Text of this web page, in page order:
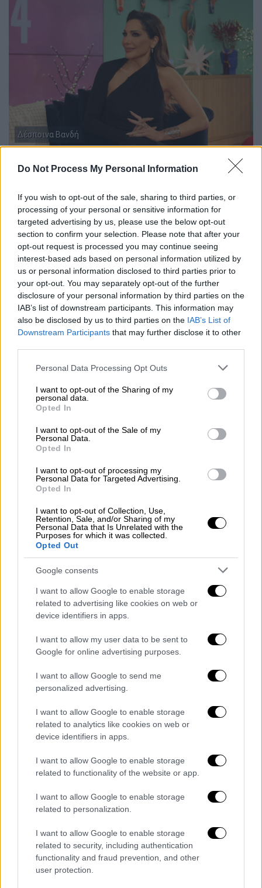
Do Not Process My Personal Information
If you wish to opt-out of the sale, sharing to third parties, or
processing of your personal or sensitive information for
targeted advertising by us, please use the below opt-out
section to confirm your selection. Please note that after your
opt-out request is processed you may continue seeing
interest-based ads based on personal information utilized by
us or personal information disclosed to third parties prior to
your opt-out. You may separately opt-out of the further
disclosure of your personal information by third parties on the
IAB’s list of downstream participants. This information may
also be disclosed by us to third parties on the IAB’s List of
Downstream Participants that may further disclose it to other
Please note that this website/app uses one or more Google
not limited to your visit or usage behaviour. You may click to
grant or deny consent to Google and its third-party tags to
use your data for below specified purposes in below Google
consent section.
Personal Data Processing Opt Outs
I want to opt-out of the Sharing of my
personal data.
Opted In
I want to opt-out of the Sale of my
Personal Data.
Opted In
I want to opt-out of processing my
Personal Data for Targeted Advertising.
Opted In
I want to opt-out of Collection, Use,
Retention, Sale, and/or Sharing of my
Personal Data that Is Unrelated with the
Purposes for which it was collected.
Opted Out
Google consents
I want to allow Google to enable storage
related to advertising like cookies on web or
device identifiers in apps.
I want to allow my user data to be sent to
Google for online advertising purposes.
I want to allow Google to send me
personalized advertising.
I want to allow Google to enable storage
related to analytics like cookies on web or
device identifiers in apps.
I want to allow Google to enable storage
related to functionality of the website or app.
I want to allow Google to enable storage
related to personalization.
I want to allow Google to enable storage
related to security, including authentication
functionality and fraud prevention, and other
user protection.
Δέσποινα Βανδή
Στις 15:00, την πρώτη ημέρα του 2025,
Δέσποινα Βανδή, η οποία μιλάει στη Νάνσυ
Ζαμπέτογλου και στον Θανάση
Αναγνωστόπουλο για τα πρώτα της βήματα
στο τραγούδι και αναπολεί τις
Πρωτοχρονιές της στη Θεσσαλονίκη. Στην
πρώτη εκπομπή του νέου χρόνου, οι
συντελεστές του «Στούντιο 4» κόβουν την
πρωτοχρονιάτικη πίτα τους και κάνουν
αναδρομές στο παρελθόν, σε αγαπημένες και
ξεχωριστές Πρωτοχρονιές. Στις 19:00, η
Ευγενία Σαμαρά, ως οικοδέσποινα του
Switch», προσκαλεί να της κάνουν ποδαρικό
πολύ και τους νιώθει σαν οικογένειά της,
προκειμένου να παίξουν για φιλανθρωπικό
σκοπό, και συγκεκριμένα για τον σύνδεσμο
«Πηγή Ζωής», που προωθεί την εθελοντική
αιμοδοσία για τη μεσογειακή αναιμία. Αυτή η
παρέα δεν είναι άλλη από τους Αθηνά
Οικονομάκου, Βασίλη Μαυρογεωργίου, Μάκη
Λάμπρο Φισφή.
Τηλεπαιχνίδια με φιλανθρωπικό
επεισόδιο
Την Παραμονή Πρωτοχρονιάς στις 21:00, η
Ζέτα Μακρυπούλιααποχαιρετά το 2024 και
υποδέχεται το νέο έτος με πολλή αγάπη και
πρωταγωνιστές του «VIΠ – Καλά Γεράματα
μιας σειράς που μας έχει χαρίσει
απολαυστικές στιγμές γέλιου. «Άπαιχτες»
ατάκες, άπειρο παιχνίδι και ανεξάντλητο
χιούμορ σε μια βραδιά με τους παίκτες να
είναι πραγματικά on fire! Στο στούντιο η
μάχη είναι επική και διεξάγεται κλασικά
στούντιο βρίσκουμε τα «Μελομακαρονάκια»
με τους Αλέξανδρο Χρυσανθόπουλου,
Αλέξανδρο Σιάτρα, Μαρία Πετεβή, Σταύρο
Τσουμάνη και Ίντρα Κέιν, ενώ στην απέναντι
πλευρά παρατάσσουν τις δυνάμεις τους τα
«Κουραμπιεδάκια» με τους Άννα
Κουτσαφτίκη, Κώστα Καζάκα, Πάρι
Θωμόπουλου, Αλέξανδρο Τωμαδάκη και